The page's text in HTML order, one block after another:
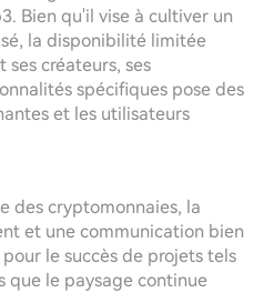
Bien qu'il vise à cultiver un
la disponibilité limitée
créateurs, ses
spécifiques pose des
et les utilisateurs
des cryptomonnaies, la
et une communication bien
le succès de projets tels
que le paysage continue